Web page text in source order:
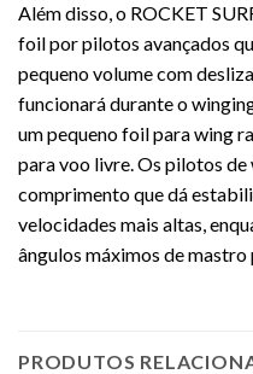
Além disso, o ROCKET
foil por pilotos avançados
pequeno volume com
funcionará durante o
um pequeno foil para wing
para voo livre. Os pilotos
comprimento que dá
velocidades mais altas,
ângulos máximos de
PRODUTOS